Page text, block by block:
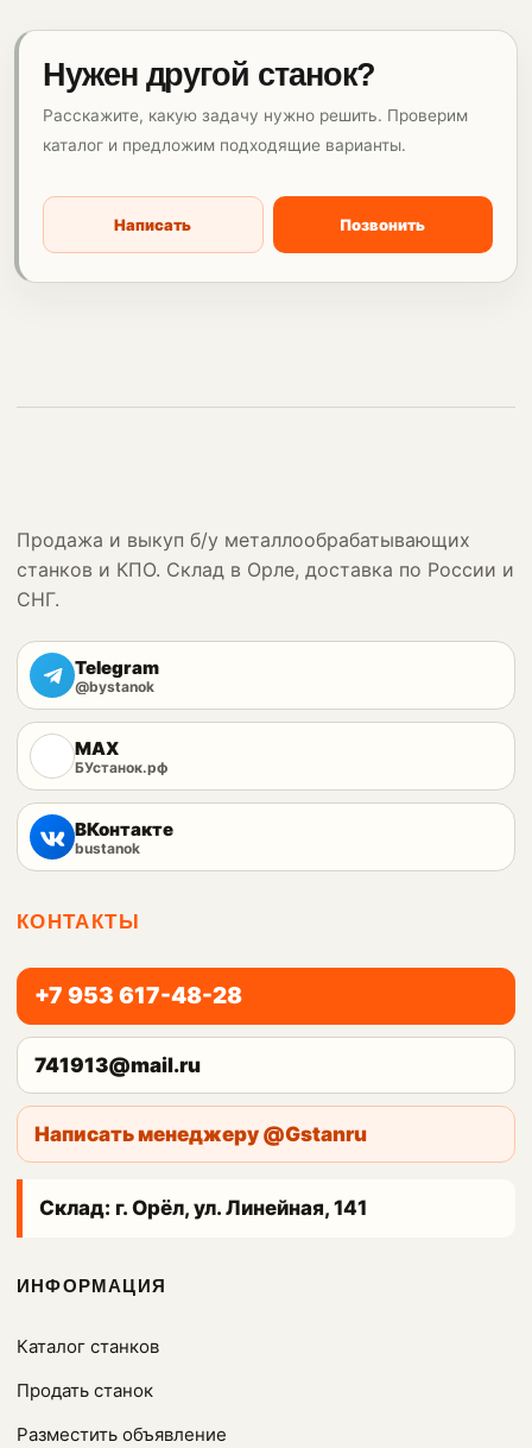
Нужен другой станок?
Расскажите, какую задачу нужно решить. Проверим
каталог и предложим подходящие варианты.
Написать Позвонить
Продажа и выкуп б/у металлообрабатывающих
станков и КПО. Склад в Орле, доставка по России и
СНГ.
Telegram
@bystanok
MAX
БУстанок.рф
ВКонтакте
bustanok
КОНТАКТЫ
+7 953 617-48-28
741913@mail.ru
Написать менеджеру @Gstanru
Склад: г. Орёл, ул. Линейная, 141
ИНФОРМАЦИЯ
Каталог станков
Продать станок
Разместить объявление